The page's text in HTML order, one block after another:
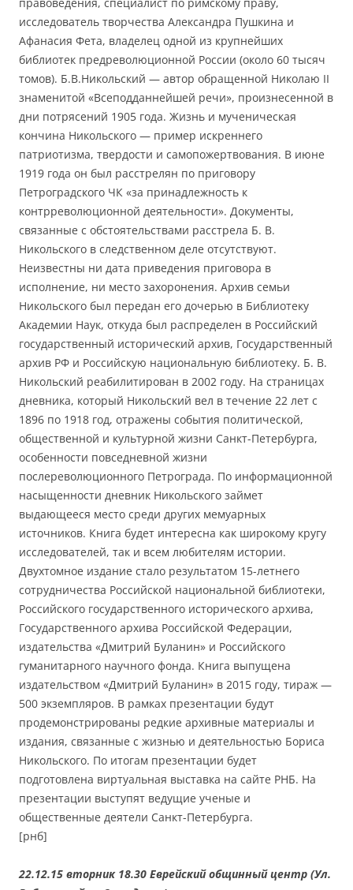
исследователь творчества Александра Пушкина и
Афанасия Фета, владелец одной из крупнейших
библиотек предреволюционной России (около 60 тысяч
томов). Б.В.Никольский — автор обращенной Николаю II
знаменитой «Всеподданнейшей речи», произнесенной в
дни потрясений 1905 года. Жизнь и мученическая
кончина Никольского — пример искреннего
патриотизма, твердости и самопожертвования. В июне
1919 года он был расстрелян по приговору
Петроградского ЧК «за принадлежность к
контрреволюционной деятельности». Документы,
связанные с обстоятельствами расстрела Б. В.
Никольского в следственном деле отсутствуют.
Неизвестны ни дата приведения приговора в
исполнение, ни место захоронения. Архив семьи
Никольского был передан его дочерью в Библиотеку
Академии Наук, откуда был распределен в Российский
государственный исторический архив, Государственный
архив РФ и Российскую национальную библиотеку. Б. В.
Никольский реабилитирован в 2002 году. На страницах
дневника, который Никольский вел в течение 22 лет с
1896 по 1918 год, отражены события политической,
общественной и культурной жизни Санкт-Петербурга,
особенности повседневной жизни
послереволюционного Петрограда. По информационной
насыщенности дневник Никольского займет
выдающееся место среди других мемуарных
источников. Книга будет интересна как широкому кругу
исследователей, так и всем любителям истории.
Двухтомное издание стало результатом 15-летнего
сотрудничества Российской национальной библиотеки,
Российского государственного исторического архива,
Государственного архива Российской Федерации,
издательства «Дмитрий Буланин» и Российского
гуманитарного научного фонда. Книга выпущена
издательством «Дмитрий Буланин» в 2015 году, тираж —
500 экземпляров. В рамках презентации будут
продемонстрированы редкие архивные материалы и
издания, связанные с жизнью и деятельностью Бориса
Никольского. По итогам презентации будет
подготовлена виртуальная выставка на сайте РНБ. На
презентации выступят ведущие ученые и
общественные деятели Санкт-Петербурга.
[рнб]
22.12.15 вторник 18.30 Еврейский общинный центр (Ул.